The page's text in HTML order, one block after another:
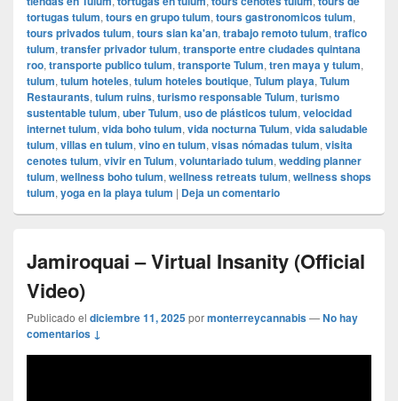
tortugas tulum, tours en grupo tulum, tours gastronomicos tulum,
tours privados tulum, tours sian ka'an, trabajo remoto tulum, trafico
tulum, transfer privador tulum, transporte entre ciudades quintana
roo, transporte publico tulum, transporte Tulum, tren maya y tulum,
tulum, tulum hoteles, tulum hoteles boutique, Tulum playa, Tulum
Restaurants, tulum ruins, turismo responsable Tulum, turismo
sustentable tulum, uber Tulum, uso de plásticos tulum, velocidad
internet tulum, vida boho tulum, vida nocturna Tulum, vida saludable
tulum, villas en tulum, vino en tulum, visas nómadas tulum, visita
cenotes tulum, vivir en Tulum, voluntariado tulum, wedding planner
tulum, wellness boho tulum, wellness retreats tulum, wellness shops
tulum, yoga en la playa tulum | Deja un comentario
Jamiroquai – Virtual Insanity (Official
Video)
Publicado el diciembre 11, 2025pormonterreycannabis—No hay
comentarios ↓